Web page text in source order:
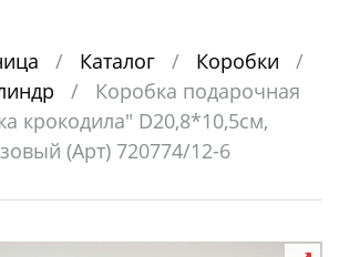
/ Каталог / Коробки
/
/
Коробка подарочная
крокодила" D20,8*10,5см,
(Арт) 720774/12-6